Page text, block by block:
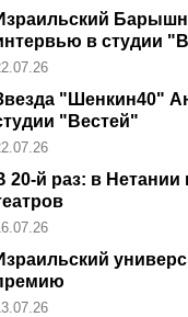
в студии
"Шенкин40"
"Вестей"
20-й раз: в